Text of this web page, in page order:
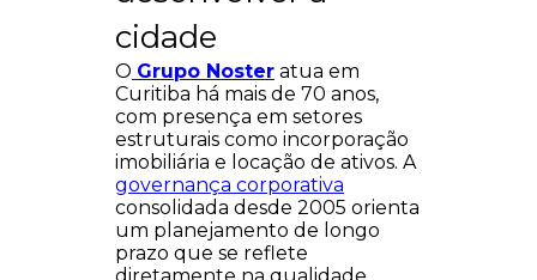
cidade
O Grupo Noster atua em
Curitiba há mais de 70 anos,
com presença em setores
estruturais como incorporação
imobiliária e locação de ativos. A
governança corporativa
consolidada desde 2005 orienta
um planejamento de longo
prazo que se reflete